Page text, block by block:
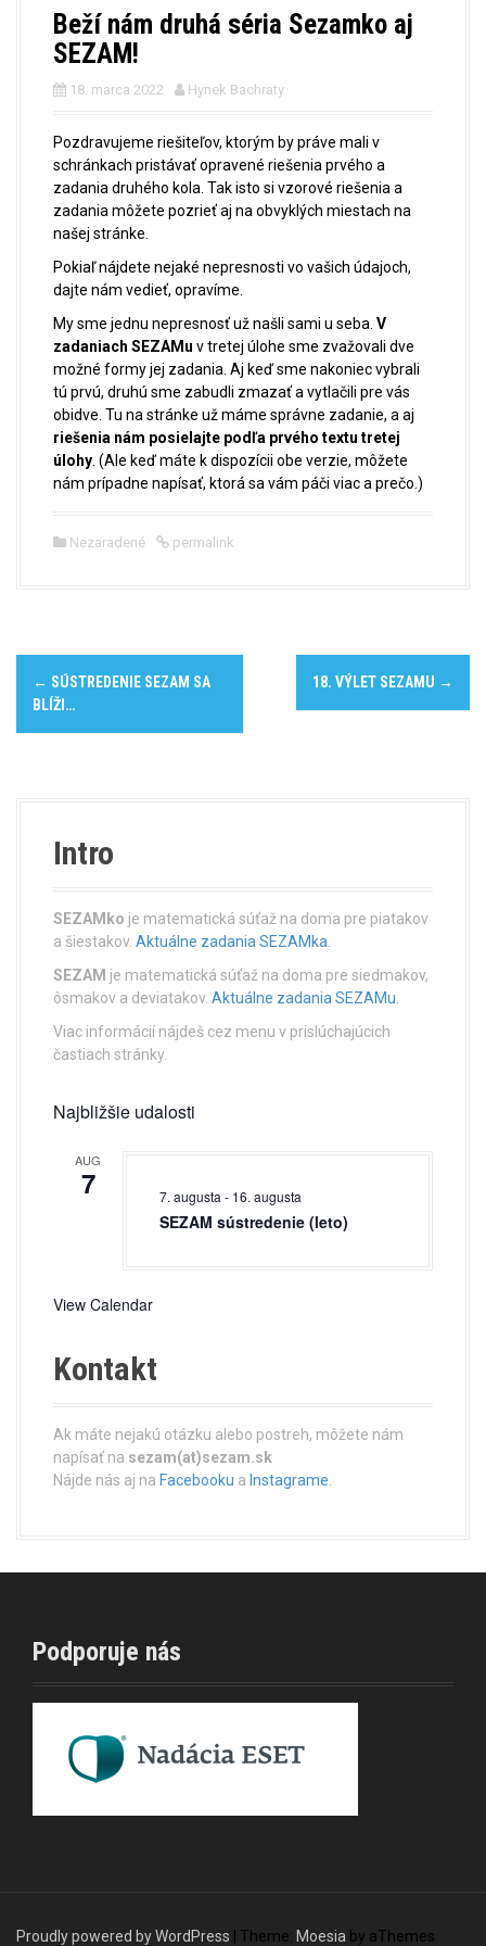
Beží nám druhá séria Sezamko aj
SEZAM!
18. marca 2022 Hynek Bachraty
Pozdravujeme riešiteľov, ktorým by práve mali v
schránkach pristávať opravené riešenia prvého a
zadania druhého kola. Tak isto si vzorové riešenia a
zadania môžete pozrieť aj na obvyklých miestach na
našej stránke.
Pokiaľ nájdete nejaké nepresnosti vo vašich údajoch,
dajte nám vedieť, opravíme.
My sme jednu nepresnosť už našli sami u seba. V
zadaniach SEZAMu v tretej úlohe sme zvažovali dve
možné formy jej zadania. Aj keď sme nakoniec vybrali
tú prvú, druhú sme zabudli zmazať a vytlačili pre vás
obidve. Tu na stránke už máme správne zadanie, a aj
riešenia nám posielajte podľa prvého textu tretej
úlohy . (Ale keď máte k dispozícii obe verzie, môžete
nám prípadne napísať, ktorá sa vám páči viac a prečo.)
Nezaradené permalink
P← SÚSTREDENIE SEZAM SA
BLÍŽI…
18. VÝLET SEZAMU →
Intro
SEZAMko je matematická súťaž na doma pre piatakov
a šiestakov. Aktuálne zadania SEZAMka.
SEZAM je matematická súťaž na doma pre siedmakov,
ôsmakov a deviatakov. Aktuálne zadania SEZAMu.
Viac informácií nájdeš cez menu v prislúchajúcich
častiach stránky.
Najbližšie udalosti
AUG
7 7. augusta - 16. augusta
SEZAM sústredenie (leto)
View Calendar
Kontakt
Ak máte nejakú otázku alebo postreh, môžete nám
napísať na sezam(at)sezam.sk
Nájde nás aj na Facebooku a Instagrame
Podporuje nás
Proudly powered by WordPress Theme: Moesia by aThemes